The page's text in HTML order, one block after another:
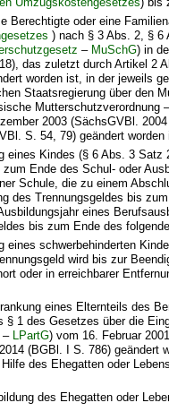
Berechtigte oder eine
) nach § 3 Abs. 2, §
– MuSchG) in
das zuletzt durch Artikel 2
worden ist, in der jeweils
Staatsregierung über den
2003 (SächsGVBl.
S. 54, 79) geändert
eines Kindes (§ 6 Abs. 3
zum Ende des Schul- oder
Schule, die zu einem
des Trennungsgeldes bis
eines
bis zum Ende des
eines schwerbehinderten
wird bis zur
oder in erreichbarer
eines Elternteils des
§ 1 des Gesetzes über die
– LPartG) vom 16. Februar
(BGBl. I S. 786) geändert
des Ehegatten oder
des Ehegatten oder